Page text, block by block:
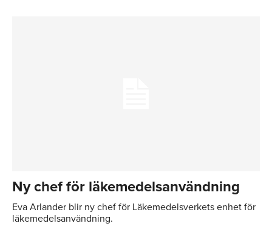
Ny chef för läkemedelsanvändning
Eva Arlander blir ny chef för Läkemedelsverkets enhet för
läkemedelsanvändning.